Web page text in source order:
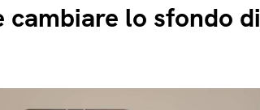
cambiare lo sfondo di